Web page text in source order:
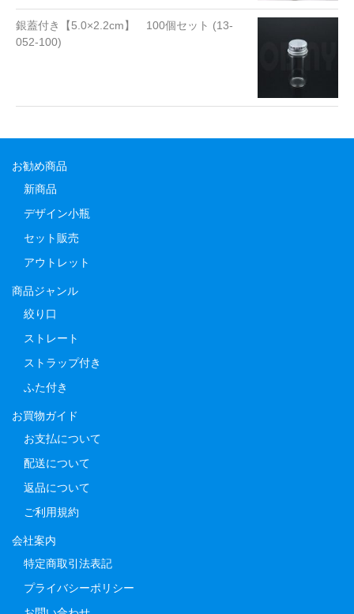
銀蓋付き【5.0×2.2cm】 100個セット (13-
052-100)
お勧め商品
新商品
デザイン小瓶
セット販売
アウトレット
商品ジャンル
絞り口
ストレート
ストラップ付き
ふた付き
お買物ガイド
お支払について
配送について
返品について
ご利用規約
会社案内
特定商取引法表記
プライバシーポリシー